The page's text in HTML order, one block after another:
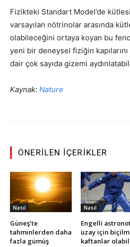
Fizikteki Standart Model’de
varsayılan nötrinolar arasında
olabileceğini ortaya koyan bu
yeni bir deneysel fiziğin
dair çok sayıda gizemi
Kaynak: Nature
ÖNERILEN İÇERIKLER
Nasıl
Güneş’te
tahminlerden daha
fazla gümüş
Nasıl
Engelli
uzay için
kaftanlar